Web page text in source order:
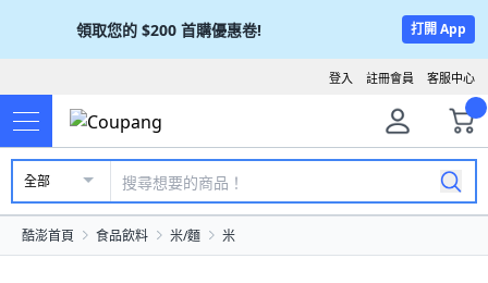
領取您的 $200 首購優惠卷! 打開 App
客服中心
註冊會員
登入
全部
酷澎首頁 食品飲料 米/麵 米